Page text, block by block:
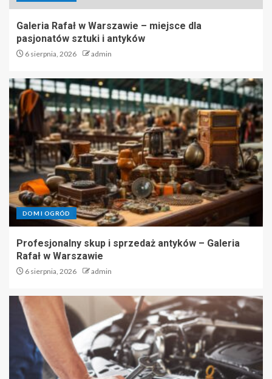
Galeria Rafał w Warszawie – miejsce dla
pasjonatów sztuki i antyków
6 sierpnia, 2026 admin
DOM I OGRÓD
Profesjonalny skup i sprzedaż antyków – Galeria
Rafał w Warszawie
6 sierpnia, 2026 admin